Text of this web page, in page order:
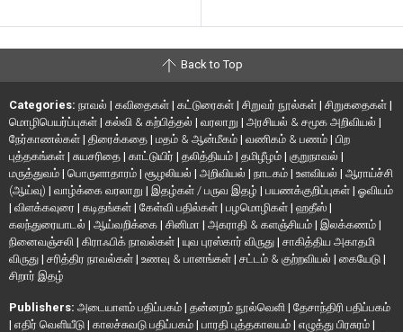
Back to Top
Categories: நாவல் | கவிதைகள் | கட்டுரைகள் | சிறுவர் நூல்கள் | சிறுகதைகள் |
மொழிபெயர்ப்புகள் | கல்வி & கற்பித்தல் | வரலாறு | அரசியல் & சமூக அறிவியல் |
நேர்காணல்கள் | திரைக்கதை | மதம் & ஆன்மீகம் | வணிகம் & பணம் | பிற
புத்தகங்கள் | சுயசரிதை | காட்டுயிர் | தலித்தியம் | தமிழீழம் | குறுநாவல் |
மருத்துவம் | பொருளாதாரம் | சூழலியல் | அறிவியல் | நாடகம் | உளவியல் | ஆராய்ச்சி
(ஆய்வு) | வாழ்க்கை வரலாறு | இதழ்கள் / பருவ இதழ் | பயணக்குறிப்புகள் | ஓவியம்
| விளக்கவுரை | கடிதங்கள் | கேள்வி பதில்கள் | பழமொழிகள் | ஹதீஸ் |
கலந்துரையாடல் | ஆய்வறிக்கை | சினிமா | அகராதி & களஞ்சியம் | இலக்கணம் |
நினைவஞ்சலி | கிராஃபிக் நாவல்கள் | யுவ புரஸ்கார் விருது | சாகித்திய அகாதமி
விருது | சரித்திர நாவல்கள் | உணவு & பானங்கள் | சட்டம் & குற்றவியல் | கையேடு |
சிறார் இதழ்
Publishers: அடையாளம் பதிப்பகம் | தன்னறம் நூல்வெளி | தேசாந்திரி பதிப்பகம்
| எதிர் வெளியீடு | காலச்சுவடு பதிப்பகம் | பாரதி புத்தகாலயம் | எழுத்து பிரசுரம் |